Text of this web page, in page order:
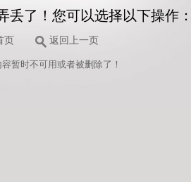
丢了！您可以选择以下操作
页 返回上一页
暂时不可用或者被删除了！